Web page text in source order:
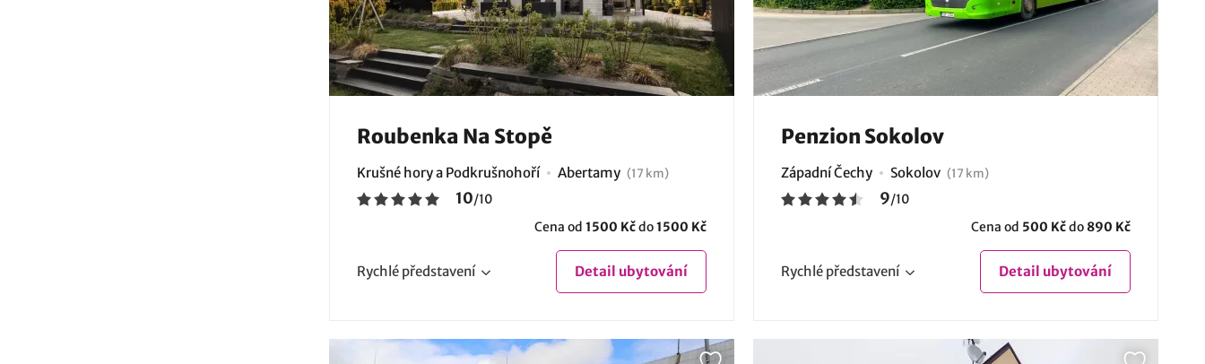
Roubenka Na Stopě
Krušné hory a Podkrušnohoří Abertamy (17 km)
10/10
Cena od 1500 Kčdo1500 Kč
Rychlé představení Detail ubytování
Penzion Sokolov
Západní Čechy Sokolov (17 km)
9/10
Cena od 500 Kčdo 890 Kč
Rychlé představení Detail ubytování